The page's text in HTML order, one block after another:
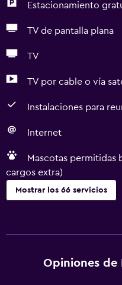
Estacionamiento
TV de pantalla plana
TV
TV por cable o vía
Instalaciones para
Internet
Mascotas permitidas
cargos extra)
Mostrar los 66 servicios
Unidad ubicada en la
Opiniones de